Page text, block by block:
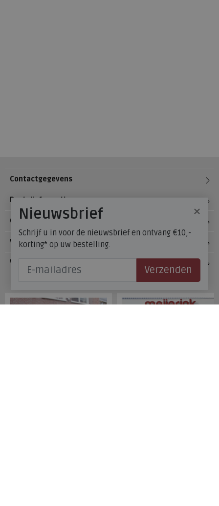
Contactgegevens
Bestelinformatie
Over Meijerink Schoenen
Voetzorg
Veelgestelde vragen
×
Nieuwsbrief
Schrijf u in voor de nieuwsbrief en ontvang €10,-
korting* op uw bestelling.
Verzenden